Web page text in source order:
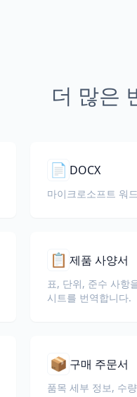
더 많은
📄 DOCX
마이크로소프트 워
📋 제품 사양서
표, 단위, 준수 사항
시트를 번역합니다.
📦 구매 주문서
품목 세부 정보, 수